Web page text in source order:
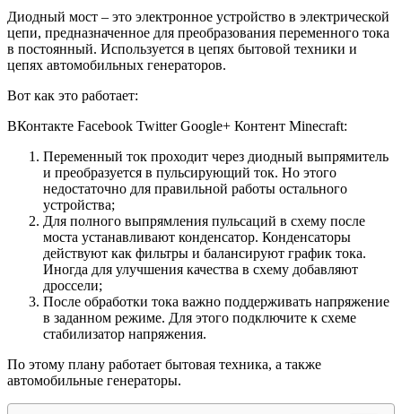
Диодный мост – это электронное устройство в электрической
цепи, предназначенное для преобразования переменного тока
в постоянный. Используется в цепях бытовой техники и
цепях автомобильных генераторов.
Вот как это работает:
ВКонтакте Facebook Twitter Google+ Контент Minecraft:
Переменный ток проходит через диодный выпрямитель
и преобразуется в пульсирующий ток. Но этого
недостаточно для правильной работы остального
устройства;
Для полного выпрямления пульсаций в схему после
моста устанавливают конденсатор. Конденсаторы
действуют как фильтры и балансируют график тока.
Иногда для улучшения качества в схему добавляют
дроссели;
После обработки тока важно поддерживать напряжение
в заданном режиме. Для этого подключите к схеме
стабилизатор напряжения.
По этому плану работает бытовая техника, а также
автомобильные генераторы.